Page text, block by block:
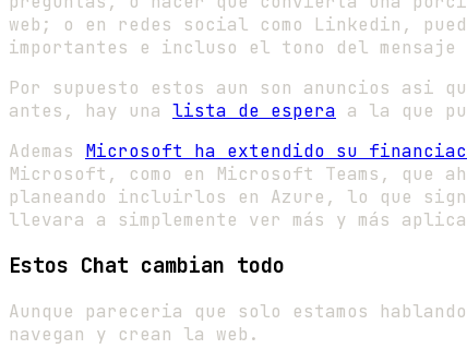
web; o en redes social como Linkedin,
importantes e incluso el tono del mensaje
Por supuesto estos aun son anuncios
antes, hay una lista de espera a la que
Ademas Microsoft ha extendido su
Microsoft, como en Microsoft Teams, que
planeando incluirlos en Azure, lo que
llevara a simplemente ver más y más
Estos Chat cambian todo
Aunque pareceria que solo estamos
navegan y crean la web.